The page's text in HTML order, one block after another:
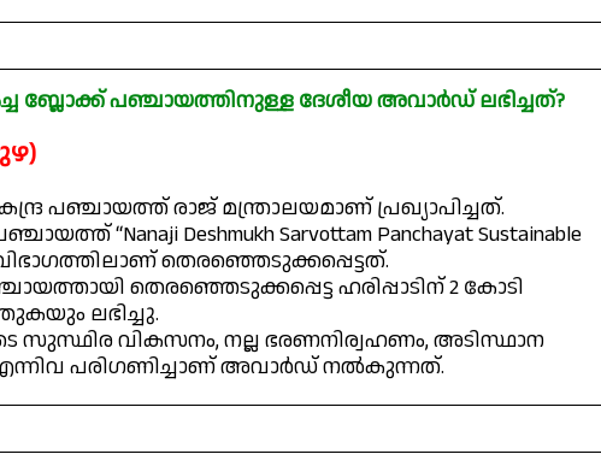
ബ്ലോക്ക് പഞ്ചായത്തിനുള്ള ദേശീയ അവാർഡ് ലഭിച്ചത്?
പഞ്ചായത്ത് രാജ് മന്ത്രാലയമാണ് പ്രഖ്യാപിച്ചത്.
“Nanaji Deshmukh Sarvottam Panchayat Sustainable
വിഭാഗത്തിലാണ് തെരഞ്ഞെടുക്കപ്പെട്ടത്.
തെരഞ്ഞെടുക്കപ്പെട്ട ഹരിപ്പാടിന് 2 കോടി
ലഭിച്ചു.
വികസനം, നല്ല ഭരണനിര്വഹണം, അടിസ്ഥാന
പരിഗണിച്ചാണ് അവാർഡ് നൽകുന്നത്.